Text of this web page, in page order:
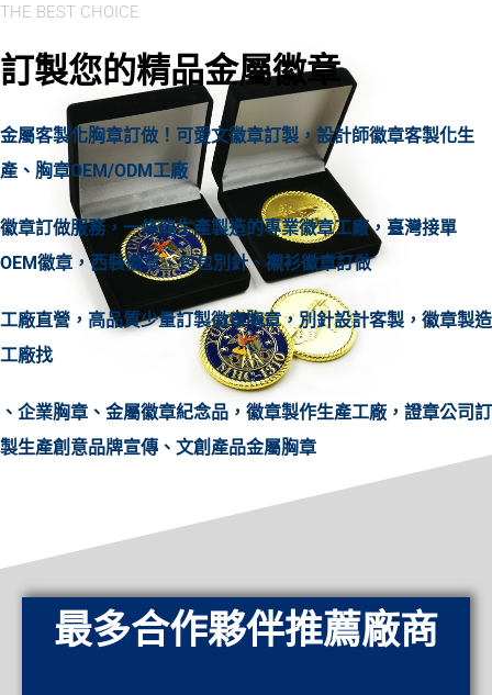
THE BEST CHOICE
訂製您的精品金屬徽章
金屬客製化胸章訂做！可愛文徽章訂製，設計師徽章客製化生
產、胸章OEM/ODM工廠
徽章訂做服務，一條龍生產製造的專業徽章工廠，臺灣接單
OEM徽章，西裝徽章、包包別針、襯衫徽章訂做
工廠直營，高品質少量訂製徽章胸章，別針設計客製，徽章製造
工廠找
、企業胸章、金屬徽章紀念品，徽章製作生產工廠，證章公司訂
製生產創意品牌宣傳、文創產品金屬胸章
最多合作夥伴推薦廠商